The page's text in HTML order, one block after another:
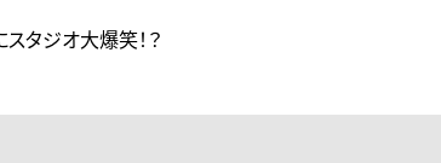
タジオ大爆笑！？